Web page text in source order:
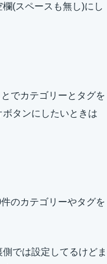
(スペースも無し)にし
でカテゴリーとタグを
タンにしたいときは
のカテゴリーやタグを
では設定してるけどま